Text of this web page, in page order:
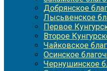
Добрянское
Лысьвенское
Первое
Второе
Чайковское
Осинское
Чернушинское